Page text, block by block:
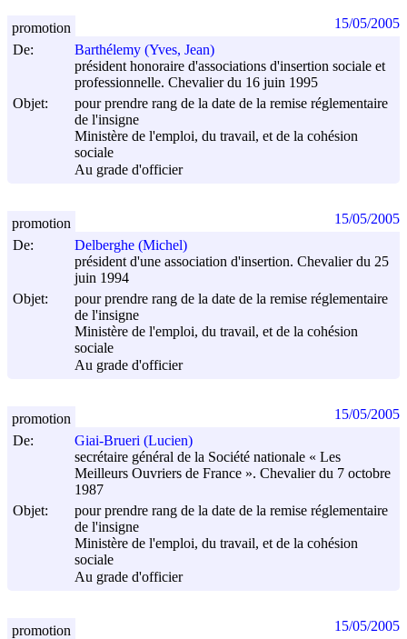
De:
Barthélemy (Yves, Jean)
président honoraire d'associations d'insertion sociale et
professionnelle. Chevalier du 16 juin 1995
Objet:
pour prendre rang de la date de la remise réglementaire
de l'insigne
Ministère de l'emploi, du travail, et de la cohésion
sociale
Au grade d'officier
promotion 15/05/2005
De:
Delberghe (Michel)
président d'une association d'insertion. Chevalier du 25
juin 1994
Objet:
pour prendre rang de la date de la remise réglementaire
de l'insigne
Ministère de l'emploi, du travail, et de la cohésion
sociale
Au grade d'officier
promotion 15/05/2005
De:
Giai-Brueri (Lucien)
secrétaire général de la Société nationale « Les
Meilleurs Ouvriers de France ». Chevalier du 7 octobre
1987
Objet:
pour prendre rang de la date de la remise réglementaire
de l'insigne
Ministère de l'emploi, du travail, et de la cohésion
sociale
Au grade d'officier
promotion 15/05/2005
promotion 15/05/2005